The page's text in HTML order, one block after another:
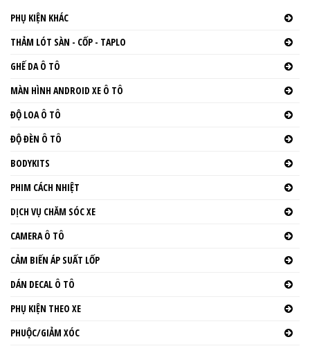
PHỤ KIỆN KHÁC
THẢM LÓT SÀN - CỐP - TAPLO
GHẾ DA Ô TÔ
MÀN HÌNH ANDROID XE Ô TÔ
ĐỘ LOA Ô TÔ
ĐỘ ĐÈN Ô TÔ
BODYKITS
PHIM CÁCH NHIỆT
DỊCH VỤ CHĂM SÓC XE
CAMERA Ô TÔ
CẢM BIẾN ÁP SUẤT LỐP
DÁN DECAL Ô TÔ
PHỤ KIỆN THEO XE
PHUỘC/GIẢM XÓC